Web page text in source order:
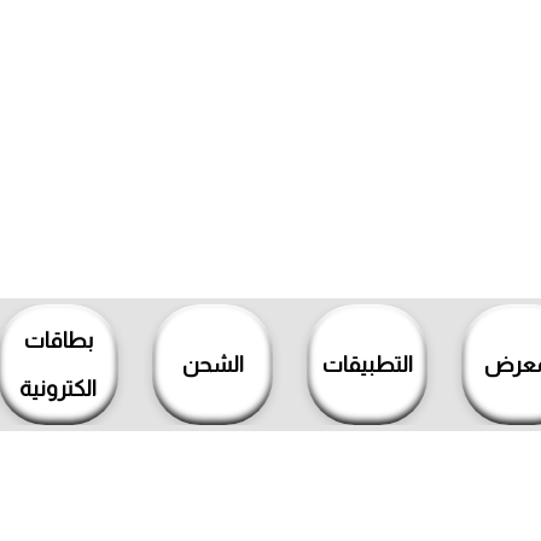
التطبيقات الشحن
بطاقات
الكترونية